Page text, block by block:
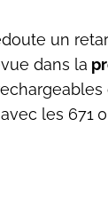
un
dans la
les 671